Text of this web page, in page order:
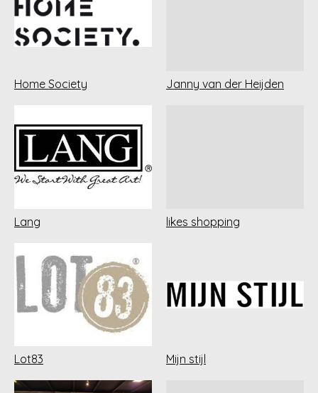
Home Society Janny van der Heijden
Lang likes shopping
Lot83 Mijn stijl